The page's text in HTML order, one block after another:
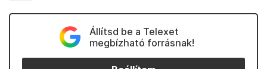
Állítsd be a Telexet
megbízható forrásnak!